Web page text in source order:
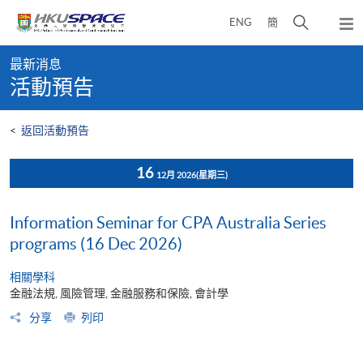
content
ENG 簡
開
彈
出
content
start
最新消息
活動預告
< 返回活動預告
16 12月 2026(星期三)
Information Seminar for CPA Australia Series
programs (16 Dec 2026)
相關學科
金融法規, 風險管理, 金融服務和保險, 會計學
分享
列印